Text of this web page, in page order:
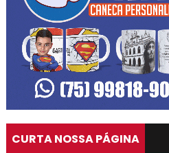
CURTA NOSSA PÁGINA